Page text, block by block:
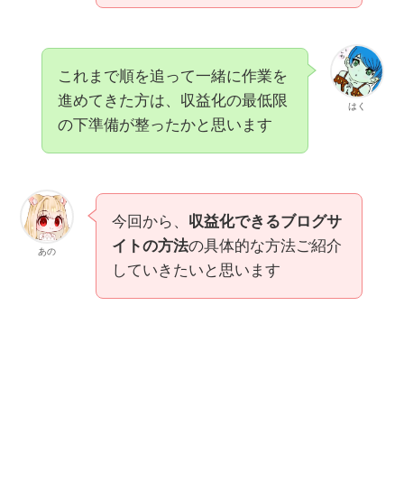
はく
これまで順を追って一緒に作業を
進めてきた方は、収益化の最低限
の下準備が整ったかと思います
あの
今回から、 収益化できるブログサ
イトの方法の具体的な方法ご紹介
していきたいと思います